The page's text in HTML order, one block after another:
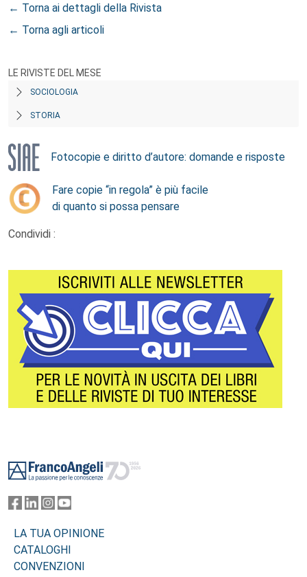
← Torna ai dettagli della Rivista
← Torna agli articoli
LE RIVISTE DEL MESE
SOCIOLOGIA
STORIA
Fotocopie e diritto d’autore: domande e risposte
Fare copie “in regola” è più facile
di quanto si possa pensare
Condividi :
LA TUA OPINIONE
CATALOGHI
CONVENZIONI